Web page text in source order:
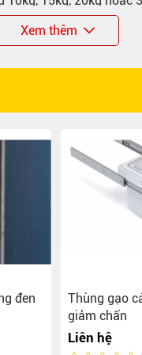
côn trùng
thép sơn tĩnh điện,
giúp tiết kiệm diện
kỳ để đảm bảo
nào?
như gạo trắng, gạo
Xem thêm
đen
Thùng gạo
giảm chấn
Liên hệ